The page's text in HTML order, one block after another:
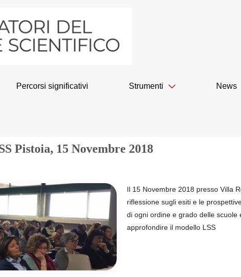
Percorsi significativi Strumenti News
Pistoia, 15 Novembre 2018
Il 15 Novembre 2018 presso Villa
riflessione sugli esiti e le
di ogni ordine e grado delle scuole
approfondire il modello LSS